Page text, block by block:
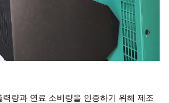
량과 연료 소비량을 인증하기 위해 제조